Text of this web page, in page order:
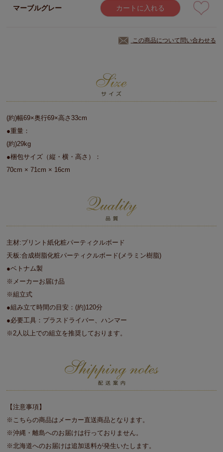
マーブルグレー カートに入れる
この商品について問い合わせる
(約)幅69×奥行69×高さ33cm
●重量：
(約)29kg
●梱包サイズ（縦・横・高さ）：
70cm × 71cm × 16cm
主材:プリント紙化粧パーティクルボード
天板:合成樹脂化粧パーティクルボード(メラミン樹脂)
●ベトナム製
※メーカーお届け品
※組立式
●組み立て時間の目安：(約)120分
●必要工具：プラスドライバー、ハンマー
※2人以上での組立を推奨しております。
【注意事項】
※こちらの商品はメーカー直送商品となります。
※沖縄・離島へのお届けは行っておりません。
※北海道へのお届けは追加送料が発生いたします。